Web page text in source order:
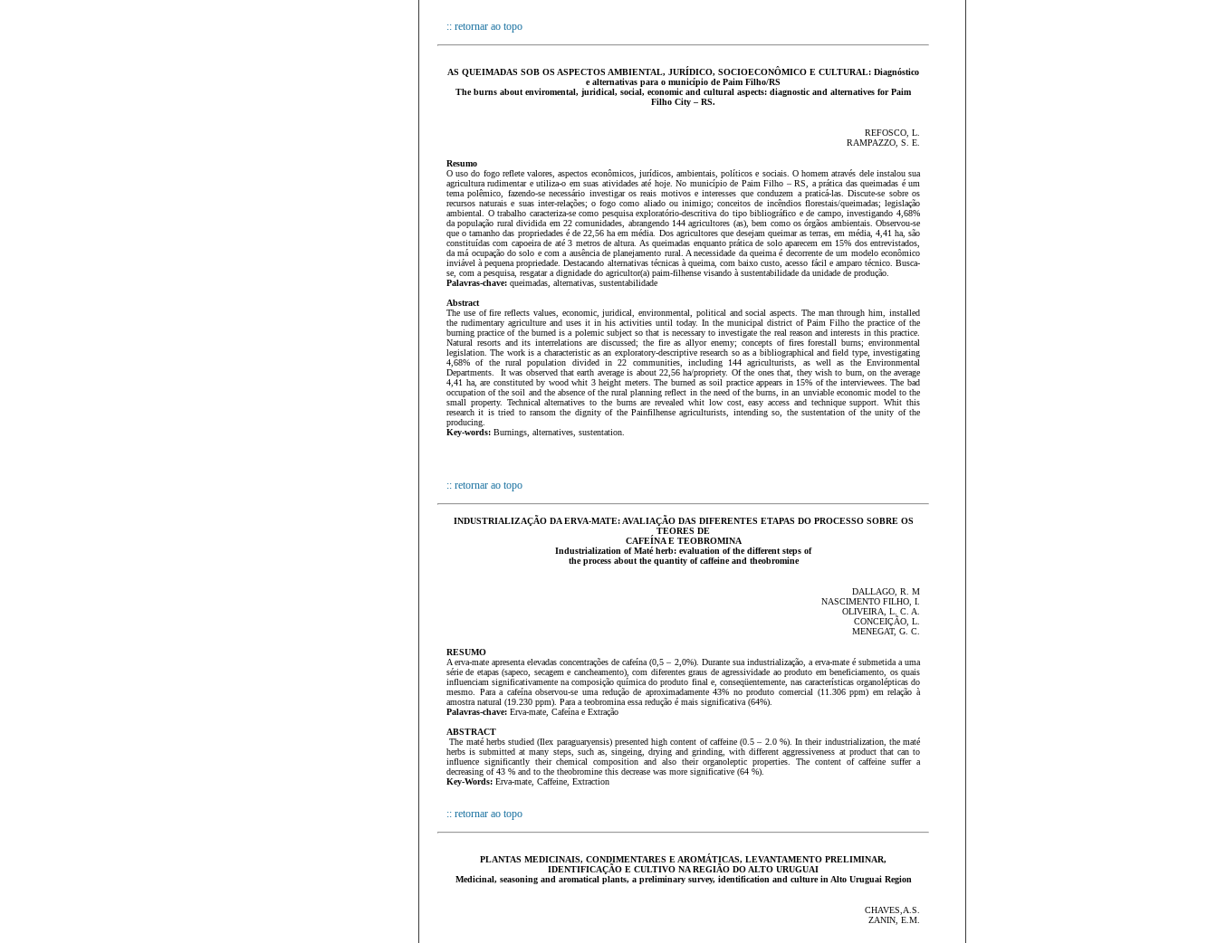
:: retornar ao topo
AS QUEIMADAS SOB OS ASPECTOS AMBIENTAL, JURÍDICO, SOCIOECONÔMICO E CULTURAL: Diagnóstico
ealternativas para o município de Paim Filho/RS
The burns about enviromental, juridical, social, economic and cultural aspects: diagnostic and alternatives for Paim
Filho City – RS.
REFOSCO, L.
RAMPAZZO, S. E.
Resumo
O uso do fogo reflete valores, aspectos econômicos, jurídicos, ambientais, políticos e sociais. O homem através dele instalou sua
agricultura rudimentar e utiliza-o em suas atividades até hoje. No município de Paim Filho – RS, a prática das queimadas é um
tema polêmico, fazendo-se necessário investigar os reais motivos e interesses que conduzem a praticá-las. Discute-se sobre os
recursos naturais e suas inter-relações; o fogo como aliado ou inimigo; conceitos de incêndios florestais/queimadas; legislação
ambiental. O trabalho caracteriza-se como pesquisa exploratório-descritiva do tipo bibliográfico e de campo, investigando 4,68%
da população rural dividida em 22 comunidades, abrangendo 144 agricultores (as), bem como os órgãos ambientais. Observou-se
que o tamanho das propriedades é de 22,56 ha em média. Dos agricultores que desejam queimar as terras, em média, 4,41 ha, são
constituídas com capoeira de até 3 metros de altura. As queimadas enquanto prática de solo aparecem em 15% dos entrevistados,
da má ocupação do solo e com a ausência de planejamento rural. A necessidade da queima é decorrente de um modelo econômico
inviável à pequena propriedade. Destacando alternativas técnicas à queima, com baixo custo, acesso fácil e amparo técnico. Busca-
se, com a pesquisa, resgatar a dignidade do agricultor(a) paim-filhense visando à sustentabilidade da unidade de produção.
Palavras-chave: queimadas, alternativas, sustentabilidade
Abstract
The use of fire reflects values, economic, juridical, environmental, political and social aspects. The man through him, installed
the rudimentary agriculture and uses it in his activities until today. In the municipal district of Paim Filho the practice of the
burning practice of the burned is a polemic subject so that is necessary to investigate the real reason and interests in this practice.
Natural resorts and its interrelations are discussed; the fire as allyor enemy; concepts of fires forestall burns; environmental
legislation. The work is a characteristic as an exploratory-descriptive research so as a bibliographical and field type, investigating
4,68% of the rural population divided in 22 communities, including 144 agriculturists, as well as the Environmental
Departments. It was observed that earth average is about 22,56 ha/propriety. Of the ones that, they wish to burn, on the average
4,41 ha, are constituted by wood whit 3 height meters. The burned as soil practice appears in 15% of the interviewees. The bad
occupation of the soil and the absence of the rural planning reflect in the need of the burns, in an unviable economic model to the
small property. Technical alternatives to the burns are revealed whit low cost, easy access and technique support. Whit this
research it is tried to ransom the dignity of the Painfilhense agriculturists, intending so, the sustentation of the unity of the
producing.
Key-words: Burnings, alternatives, sustentation.
:: retornar ao topo
INDUSTRIALIZAÇÃO DA ERVA-MATE: AVALIAÇÃO DAS DIFERENTES ETAPAS DO PROCESSO SOBRE OS
TEORES DE
CAFEÍNA E TEOBROMINA
Industrialization of Maté herb: evaluation of the different steps of
the process about the quantity of caffeine and theobromine
DALLAGO, R. M
NASCIMENTO FILHO, I.
OLIVEIRA, L. C. A.
CONCEIÇÃO, L.
MENEGAT, G. C.
RESUMO
A erva-mate apresenta elevadas concentrações de cafeína (0,5 – 2,0%). Durante sua industrialização, a erva-mate é submetida a uma
série de etapas (sapeco, secagem e cancheamento), com diferentes graus de agressividade ao produto em beneficiamento, os quais
influenciam significativamente na composição química do produto final e, conseqüentemente, nas características organolépticas do
mesmo. Para a cafeína observou-se uma redução de aproximadamente 43% no produto comercial (11.306 ppm) em relação à
amostra natural (19.230 ppm). Para a teobromina essa redução é mais significativa (64%).
Palavras-chave: Erva-mate, Cafeína e Extração
ABSTRACT
The maté herbs studied (Ilex paraguaryensis) presented high content of caffeine (0.5 – 2.0 %). In their industrialization, the maté
herbs is submitted at many steps, such as, singeing, drying and grinding, with different aggressiveness at product that can to
influence significantly their chemical composition and also their organoleptic properties. The content of caffeine suffer a
decreasing of 43 % and to the theobromine this decrease was more significative (64 %).
Key-Words: Erva-mate, Caffeine, Extraction
:: retornar ao topo
PLANTAS MEDICINAIS, CONDIMENTARES E AROMÁTICAS, LEVANTAMENTO PRELIMINAR,
IDENTIFICAÇÃO E CULTIVO NA REGIÃO DO ALTO URUGUAI
Medicinal, seasoning and aromatical plants, a preliminary survey, identification and culture in Alto Uruguai Region
CHAVES,A.S.
ZANIN, E.M.